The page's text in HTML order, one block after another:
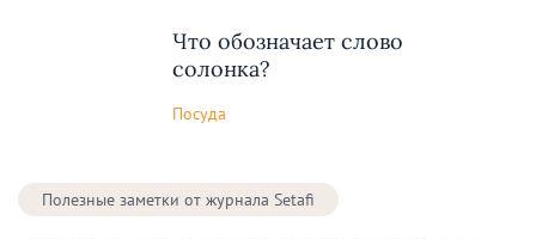
Что обозначает слово
солонка?
Посуда
Полезные заметки от журнала Setafi